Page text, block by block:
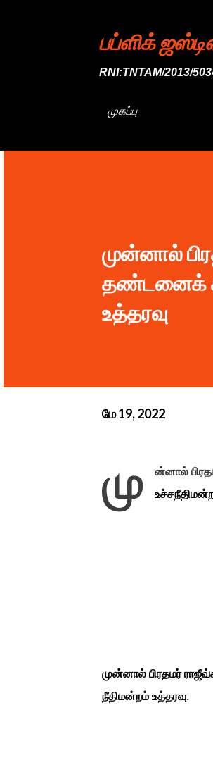
பப்ளிக்
RNI:TNTAM/2013/
முகப்பு
முன்னால்
தண்டனைக்
உத்தரவு
மே 19, 2022
மு
ன்னால்
முன்னால் பிரதமர்
நீதிமன்றம் உத்தரவு.